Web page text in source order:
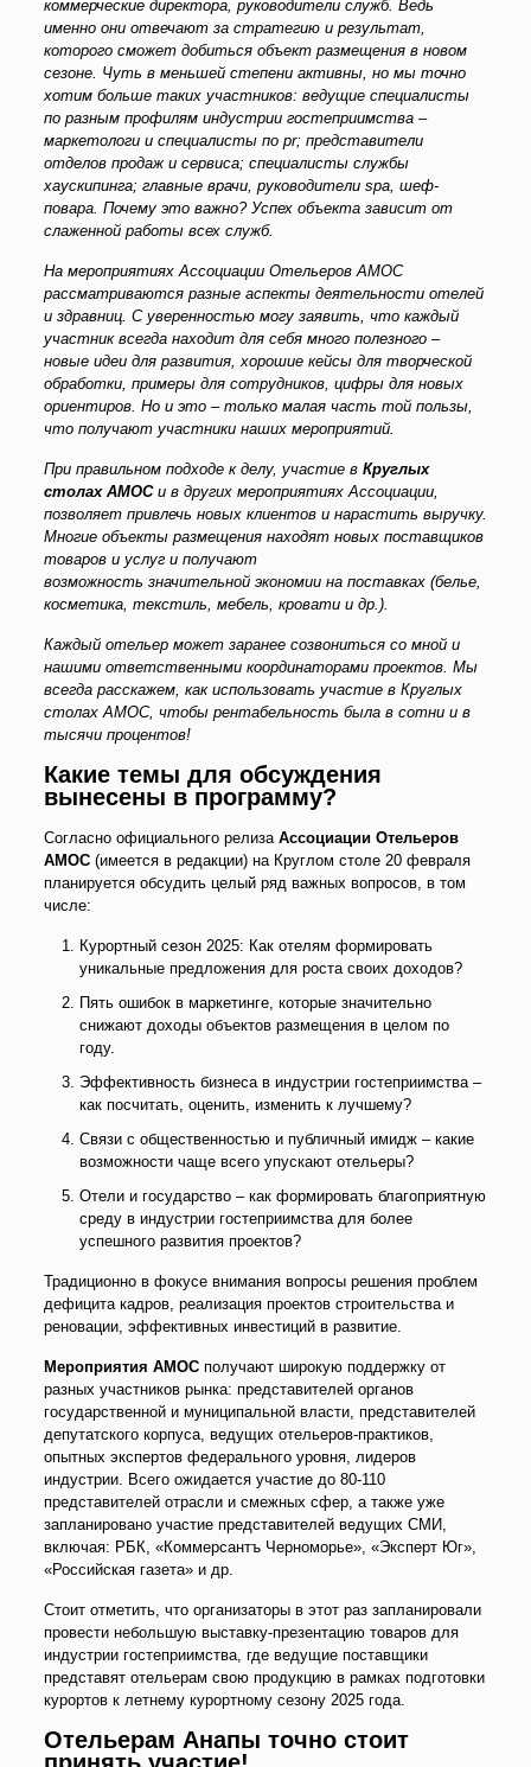
коммерческие директора, руководители служб. Ведь
именно они отвечают за стратегию и результат,
которого сможет добиться объект размещения в новом
сезоне. Чуть в меньшей степени активны, но мы точно
хотим больше таких участников: ведущие специалисты
по разным профилям индустрии гостеприимства –
маркетологи и специалисты по pr; представители
отделов продаж и сервиса; специалисты службы
хаускипинга; главные врачи, руководители spa, шеф-
повара. Почему это важно? Успех объекта зависит от
слаженной работы всех служб.
На мероприятиях Ассоциации Отельеров АМОС
рассматриваются разные аспекты деятельности отелей
и здравниц. С уверенностью могу заявить, что каждый
участник всегда находит для себя много полезного –
новые идеи для развития, хорошие кейсы для творческой
обработки, примеры для сотрудников, цифры для новых
ориентиров. Но и это – только малая часть той пользы,
что получают участники наших мероприятий.
При правильном подходе к делу, участие в Круглых
столах АМОСи в других мероприятиях Ассоциации,
позволяет привлечь новых клиентов и нарастить выручку.
Многие объекты размещения находят новых поставщиков
товаров и услуг и получают
возможность значительной экономии на поставках (белье,
косметика, текстиль, мебель, кровати и др.).
Каждый отельер может заранее созвониться со мной и
нашими ответственными координаторами проектов. Мы
всегда расскажем, как использовать участие в Круглых
столах АМОС, чтобы рентабельность была в сотни и в
тысячи процентов!
Какие темы для обсуждения
вынесены в программу?
Согласно официального релиза Ассоциации Отельеров
АМОС(имеется в редакции) на Круглом столе 20 февраля
планируется обсудить целый ряд важных вопросов, в том
числе:
Курортный сезон 2025: Как отелям формировать
уникальные предложения для роста своих доходов?
Пять ошибок в маркетинге, которые значительно
снижают доходы объектов размещения в целом по
году.
Эффективность бизнеса в индустрии гостеприимства –
как посчитать, оценить, изменить к лучшему?
Связи с общественностью и публичный имидж – какие
возможности чаще всего упускают отельеры?
Отели и государство – как формировать благоприятную
среду в индустрии гостеприимства для более
успешного развития проектов?
Традиционно в фокусе внимания вопросы решения проблем
дефицита кадров, реализация проектов строительства и
реновации, эффективных инвестиций в развитие.
Мероприятия АМОС получают широкую поддержку от
разных участников рынка: представителей органов
государственной и муниципальной власти, представителей
депутатского корпуса, ведущих отельеров-практиков,
опытных экспертов федерального уровня, лидеров
индустрии. Всего ожидается участие до 80-110
представителей отрасли и смежных сфер, а также уже
запланировано участие представителей ведущих СМИ,
включая: РБК, «Коммерсантъ Черноморье», «Эксперт Юг»,
«Российская газета» и др.
Стоит отметить, что организаторы в этот раз запланировали
провести небольшую выставку-презентацию товаров для
индустрии гостеприимства, где ведущие поставщики
представят отельерам свою продукцию в рамках подготовки
курортов к летнему курортному сезону 2025 года.
Отельерам Анапы точно стоит